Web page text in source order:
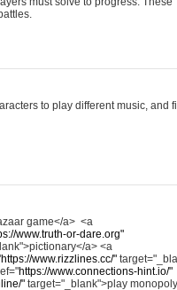
to play different music, and
game</a> <a
www.truth-or-dare.org"
a> <a
https://www.rizzlines.cc/"
https://www.connections-hint.io/"
" target="_blank">play monopoly